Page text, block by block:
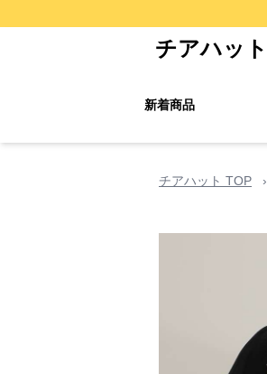
チアハット
新着商品
チアハット TOP ›